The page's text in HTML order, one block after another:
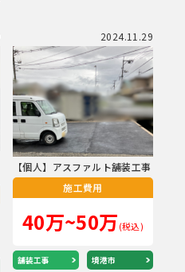
2024.11.29
【個人】アスファルト舗装工事
施工費用
40万~50万(税込)
舗装工事 境港市